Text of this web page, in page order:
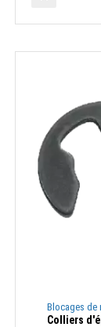
Blocages de
Colliers